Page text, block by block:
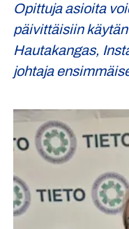
Opittuja asioita
päivittäisiin
Hautakangas,
johtaja